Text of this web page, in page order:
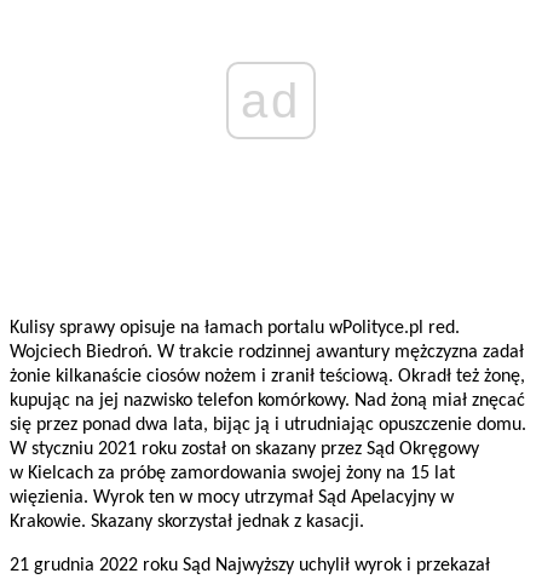
ad
Kulisy sprawy opisuje na łamach portalu wPolityce.pl red.
Wojciech Biedroń. W trakcie rodzinnej awantury mężczyzna zadał
żonie kilkanaście ciosów nożem i zranił teściową. Okradł też żonę,
kupując na jej nazwisko telefon komórkowy. Nad żoną miał znęcać
się przez ponad dwa lata, bijąc ją i utrudniając opuszczenie domu.
W styczniu 2021 roku został on skazany przez Sąd Okręgowy
w Kielcach za próbę zamordowania swojej żony na 15 lat
więzienia. Wyrok ten w mocy utrzymał Sąd Apelacyjny w
Krakowie. Skazany skorzystał jednak z kasacji.
21 grudnia 2022 roku Sąd Najwyższy uchylił wyrok i przekazał